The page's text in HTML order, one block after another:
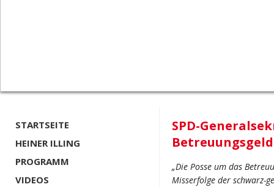
STARTSEITE
HEINER ILLING
PROGRAMM
VIDEOS
SPD-
„Die Posse um das
Misserfolge der schwarz-